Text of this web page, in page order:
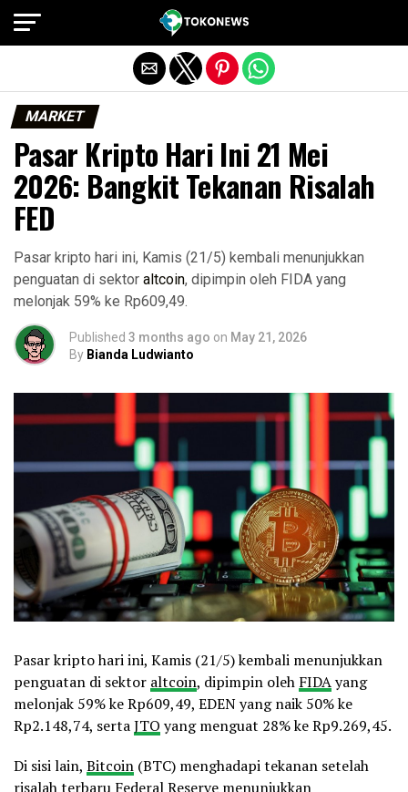
MARKET
Pasar Kripto Hari Ini 21 Mei
2026: Bangkit Tekanan Risalah
FED
Pasar kripto hari ini, Kamis (21/5) kembali menunjukkan
penguatan di sektor altcoin, dipimpin oleh FIDA yang
melonjak 59% ke Rp609,49.
Published 3 months ago on May 21, 2026
By Bianda Ludwianto
Pasar kripto hari ini, Kamis (21/5) kembali menunjukkan
penguatan di sektor altcoin, dipimpin oleh FIDAyang
melonjak 59% ke Rp609,49, EDEN yang naik 50% ke
Rp2.148,74, sertaJTO yang menguat 28% ke Rp9.269,45.
Di sisi lain, Bitcoin (BTC) menghadapi tekanan setelah
risalah terbaru Federal Reserve menunjukkan
Exit mobile version